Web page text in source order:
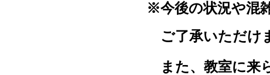
※今後の状況や混
ご了承いただけま
また、教室に来ら